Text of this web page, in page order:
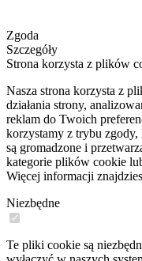
Zgoda
Szczegóły
Strona korzysta z plików
Nasza strona korzysta z
działania strony,
reklam do Twoich
korzystamy z trybu
są gromadzone i
kategorie plików cookie
Więcej informacji
Niezbędne
Te pliki cookie są